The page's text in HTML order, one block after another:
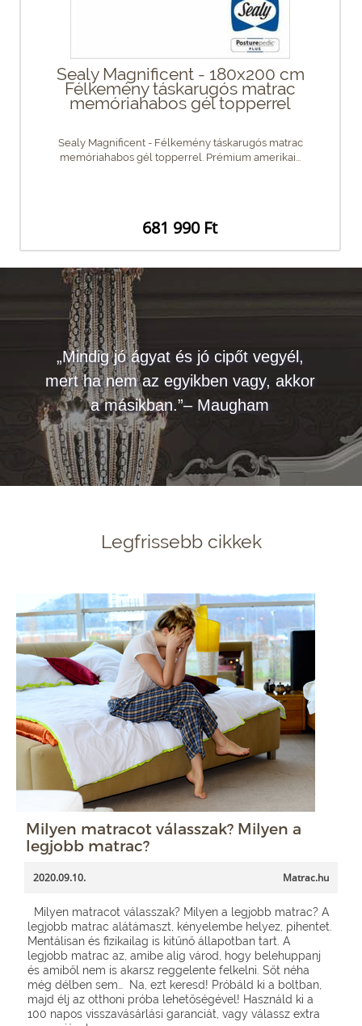
Sealy Magnificent - 180x200 cm
Félkemény táskarugós matrac
memóriahabos gél topperrel
Sealy Magnificent - Félkemény táskarugós matrac
memóriahabos gél topperrel. Prémium amerikai...
681 990 Ft
„Mindig jó ágyat és jó cipőt vegyél,
mert ha nem az egyikben vagy, akkor
a másikban.”– Maugham
Legfrissebb cikkek
Milyen matracot válasszak? Milyen a
legjobb matrac?
2020.09.10. Matrac.hu
Milyen matracot válasszak? Milyen a legjobb matrac? A
legjobb matrac alátámaszt, kényelembe helyez, pihentet.
Mentálisan és fizikailag is kitűnő állapotban tart. A
legjobb matrac az, amibe alig várod, hogy belehuppanj
és amiből nem is akarsz reggelente felkelni. Sőt néha
még délben sem… Na, ezt keresd! Próbáld ki a boltban,
majd élj az otthoni próba lehetőségével! Használd ki a
100 napos visszavásárlási garanciát, vagy válassz extra